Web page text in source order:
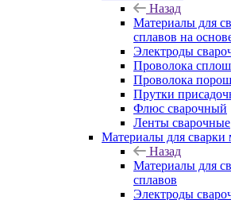
Назад
Материалы для
сплавов на
Электроды
Проволока
Проволока
Прутки
Флюс сварочный
Ленты сварочные
Материалы для сварки
Назад
Материалы для
сплавов
Электроды